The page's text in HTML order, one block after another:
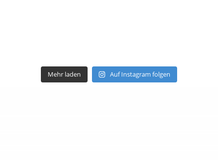
Mehr laden Auf Instagram folgen